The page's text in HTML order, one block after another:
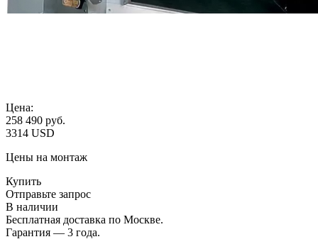
Цена:
258 490 руб.
3314 USD
Цены на монтаж
Купить
Отправьте запрос
В наличии
Бесплатная доставка по Москве.
Гарантия — 3 года.